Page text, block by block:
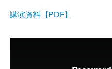
講演資料【PDF】